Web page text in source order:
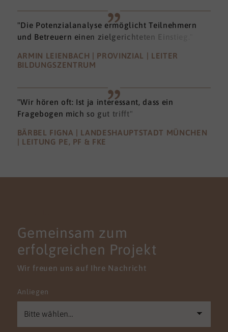
"Die Potenzialanalyse ermöglicht Teilnehmern
und Betreuern einen zielgerichteten Einstieg."
ARMIN LEIENBACH | PROVINZIAL | LEITER
BILDUNGSZENTRUM
"Wir hören oft: Ist ja interessant, dass ein
Fragebogen mich so gut trifft"
BÄRBEL FIGNA | LANDESHAUPTSTADT MÜNCHEN
| LEITUNG PE, PF & FKE
Gemeinsam zum
erfolgreichen Projekt
Wir freuen uns auf Ihre Nachricht
Anliegen